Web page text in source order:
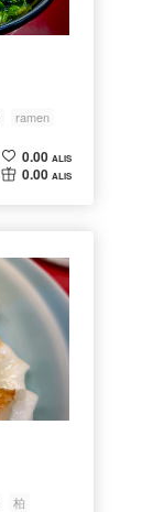
ramen
0.00 ALIS
0.00 ALIS
柏